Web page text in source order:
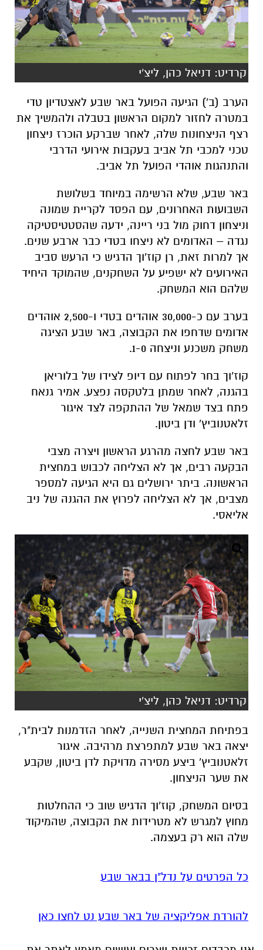
קרדיט: דניאל כהן, ליצ'י
הערב (ב') הגיעה הפועל באר שבע לאצטדיון טדי
במטרה לחזור למקום הראשון בטבלה ולהמשיך את
רצף הניצחונות שלה, לאחר שברקע הוכרז ניצחון
טכני למכבי תל אביב בעקבות אירועי הדרבי
והתנהגות אוהדי הפועל תל אביב.
באר שבע, שלא הרשימה במיוחד בשלושת
השבועות האחרונים, עם הפסד לקריית שמונה
וניצחון דחוק מול בני ריינה, ידעה שהסטטיסטיקה
נגדה – האדומים לא ניצחו בטדי כבר ארבע שנים.
אך למרות זאת, רן קוז'וך הדגיש כי הרעש סביב
האירועים לא ישפיע על השחקנים, שהמוקד היחיד
שלהם הוא המשחק.
בערב עם כ-30,000 אוהדים בטדי ו-2,500 אוהדים
אדומים שדחפו את הקבוצה, באר שבע הציגה
משחק משכנע וניצחה 1-0.
קוז'וך בחר לפתוח עם דיופ לצידו של בלוריאן
בהגנה, לאחר שמתן בלטקסה נפצע. אמיר גנאח
פתח בצד שמאל של ההתקפה לצד איגור
זלאטנוביץ' ודן ביטון.
באר שבע לחצה מהרגע הראשון ויצרה מצבי
הבקעה רבים, אך לא הצליחה לכבוש במחצית
הראשונה. ביתר ירושלים גם היא הגיעה למספר
מצבים, אך לא הצליחה לפרוץ את ההגנה של ניב
אליאסי.
קרדיט: דניאל כהן, ליצ'י
בפתיחת המחצית השנייה, לאחר הזדמנות לבית"ר,
יצאה באר שבע למתפרצת מרהיבה. איגור
זלאטנוביץ' ביצע מסירה מדויקת לדן ביטון, שקבע
את שער הניצחון.
בסיום המשחק, קוז'וך הדגיש שוב כי ההחלטות
מחוץ למגרש לא מטרידות את הקבוצה, שהמיקוד
שלה הוא רק בעצמה.
כל הפרטים על נדל"ן בבאר שבע
להורדת אפליקציה של באר שבע נט לחצו כאן